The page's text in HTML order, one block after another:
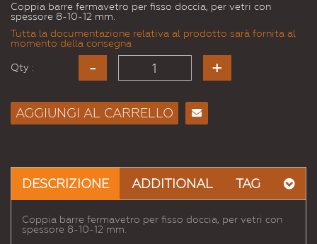
Coppia barre fermavetro per fisso doccia, per vetri con
spessore 8-10-12 mm.
Tutta la documentazione relativa al prodotto sarà fornita al
momento della consegna
Qty :
AGGIUNGI AL CARRELLO
Amico
DESCRIZIONE ADDITIONAL TAG
Coppia barre fermavetro per fisso doccia, per vetri con
spessore 8-10-12 mm.